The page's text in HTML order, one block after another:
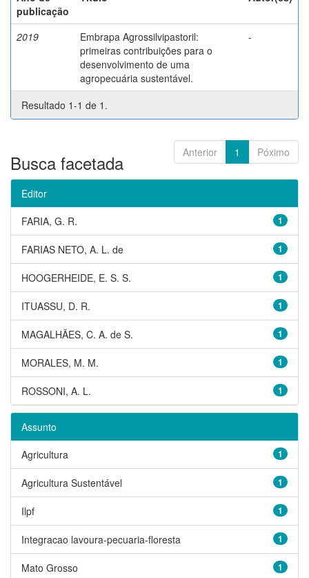
publicação
2019
Embrapa Agrossilvipastoril:
primeiras contribuições para o
desenvolvimento de uma
agropecuária sustentável.
-
Resultado 1-1 de 1.
Anterior 1 Póximo
Busca facetada
Editor
1
FARIA, G. R.
1
FARIAS NETO, A. L. de
1
HOOGERHEIDE, E. S. S.
1
ITUASSU, D. R.
1
MAGALHÃES, C. A. de S.
1
MORALES, M. M.
1
ROSSONI, A. L.
Assunto
1
Agricultura
1
Agricultura Sustentável
1
Ilpf
1
Integracao lavoura-pecuaria-floresta
1
Mato Grosso